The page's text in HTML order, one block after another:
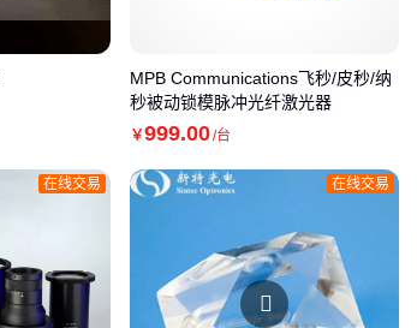
MPB Communications飞秒/皮秒/纳
秒被动锁模脉冲光纤激光器
￥999.00/台
在线交易 在线交易